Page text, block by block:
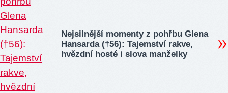
Nejsilnější momenty z pohřbu Glena
Hansarda (†56): Tajemství rakve,
hvězdní hosté i slova manželky